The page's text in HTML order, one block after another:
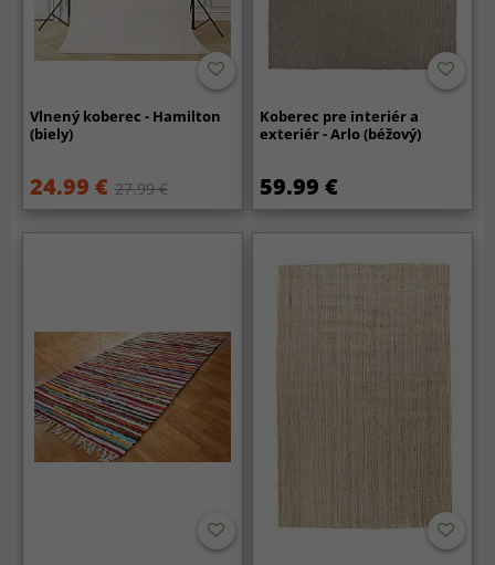
Vlnený koberec - Hamilton
(biely)
24.99 € 27.99 €
Koberec pre interiér a
exteriér - Arlo (béžový)
59.99 €